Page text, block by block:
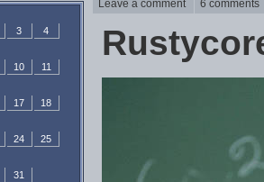
3
4
10
11
17
18
24
25
31
Leave a comment 6